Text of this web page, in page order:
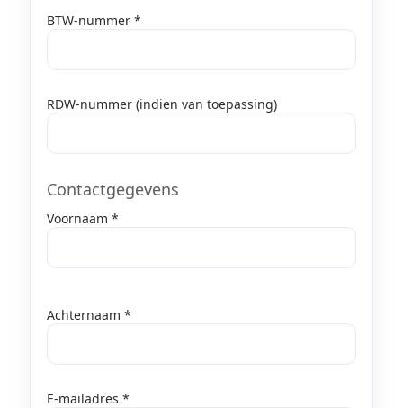
BTW-nummer *
RDW-nummer (indien van toepassing)
Contactgegevens
Voornaam *
Achternaam *
E-mailadres *